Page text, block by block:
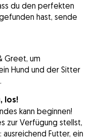
du den perfekten
hast, sende
Greet, um
Hund und der Sitter
los!
kann beginnen!
zur Verfügung stellst,
Futter, ein